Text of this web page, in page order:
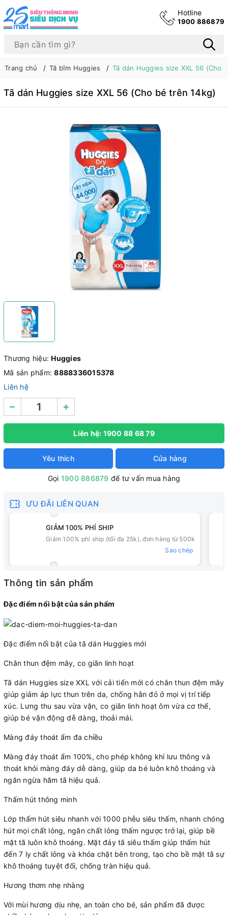
Hotline
1900 886879
Trang chủ Tã bĩm Huggies Tã dán Huggies size XXL 56 (Cho
Tã dán Huggies size XXL 56 (Cho bé trên 14kg)
Thương hiệu:Huggies
Mã sản phẩm:8888336015378
Liên hệ
– +
Liên hệ: 1900 88 68 79
Yêu thích Cửa hàng
Gọi 1900 886879 để tư vấn mua hàng
ƯU ĐÃI LIÊN QUAN
GIẢM 100% PHÍ SHIP
Giảm 100% phí ship (tối đa 25k), đơn hàng từ 500k
Sao chép
Thông tin sản phẩm
Đặc điểm nổi bật của sản phẩm
Đặc điểm nổi bật của tã dán Huggies mới
Chân thun đệm mây, co giãn linh hoạt
Tã dán Huggies size XXL với cải tiến mới có chân thun đệm mây
giúp giảm áp lực thun trên da, chống hằn đỏ ở mọi vị trí tiếp
xúc. Lưng thu sau vừa vặn, co giãn linh hoạt ôm vừa cơ thể,
giúp bé vận động dễ dàng, thoải mái.
Màng đáy thoát ẩm đa chiều
Màng đáy thoát ẩm 100%, cho phép không khí lưu thông và
thoát khỏi màng đáy dễ dàng, giúp da bé luôn khô thoáng và
ngăn ngừa hăm tã hiệu quả.
Thấm hút thông minh
Lớp thấm hút siêu nhanh với 1000 phễu siêu thấm, nhanh chóng
hút mọi chất lỏng, ngăn chất lỏng thấm ngược trở lại, giúp bề
mặt tã luôn khô thoáng. Mặt đáy tã siêu thấm giúp thấm hút
đến 7 ly chất lỏng và khóa chặt bên trong, tạo cho bề mặt tã sự
khô thoáng tuyệt đối, chống tràn hiệu quả.
Hương thơm nhẹ nhàng
Với mùi hương dịu nhẹ, an toàn cho bé, sản phẩm đã được